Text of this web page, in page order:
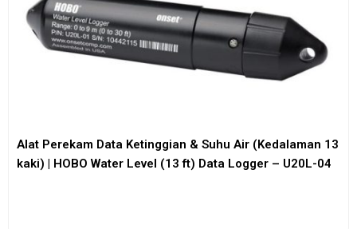
Alat Perekam Data Ketinggian & Suhu Air (Kedalaman 13
kaki) | HOBO Water Level (13 ft) Data Logger – U20L-04